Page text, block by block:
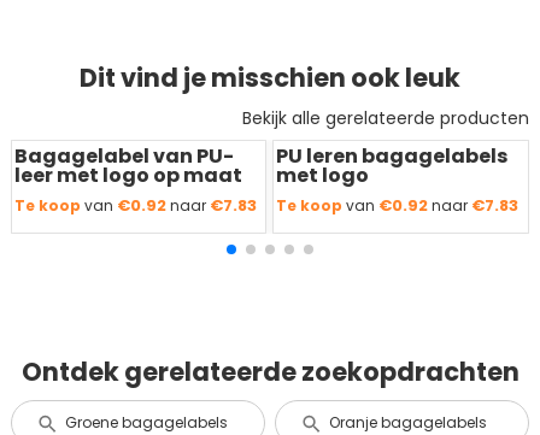
Dit vind je misschien ook leuk
Bekijk alle gerelateerde producten
Redden50 %
Bagagelabel van PU-
leer met logo op maat
Te koop van €0.92naar €7.83
Redden50 %
PU leren bagagelabels
met logo
Te koop van €0.92naar €7.83
Ontdek gerelateerde zoekopdrachten
Groene bagagelabels Oranje bagagelabels